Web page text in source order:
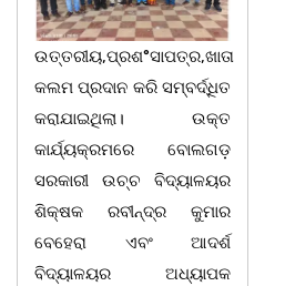
ଉତ୍ତରୀୟ,ପ୍ରଶ°ସାପତ୍ର,ଖାତା
କଲମ ପ୍ରଦାନ କରି ସମ୍ବର୍ଦ୍ଧିତ
କରାଯାଇଥିଲା। ଉକ୍ତ
କାର୍ଯ୍ୟକ୍ରମରେ ବୋଲଗଡ଼
ସରକାରୀ ଉଚ୍ଚ ବିଦ୍ୟାଳୟର
ଶିକ୍ଷକ ରବୀନ୍ଦ୍ର କୁମାର
ବେହେରା ଏବଂ ଆଦର୍ଶ
ବିଦ୍ୟାଳୟର ଅଧ୍ୟାପକ